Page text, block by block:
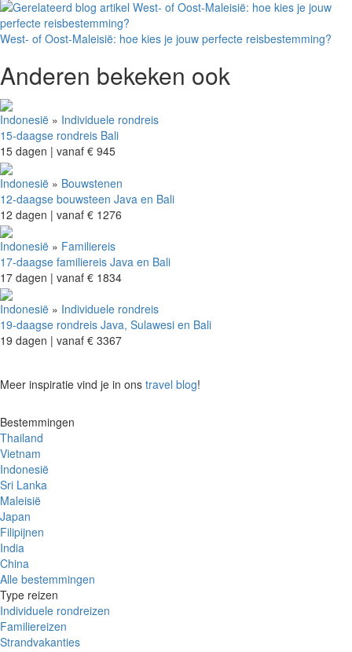
West- of Oost-Maleisië: hoe kies je jouw perfecte reisbestemming?
Anderen bekeken ook
Indonesië » Individuele rondreis
15-daagse rondreis Bali
15 dagen | vanaf € 945
Indonesië » Bouwstenen
12-daagse bouwsteen Java en Bali
12 dagen | vanaf € 1276
Indonesië » Familiereis
17-daagse familiereis Java en Bali
17 dagen | vanaf € 1834
Indonesië » Individuele rondreis
19-daagse rondreis Java, Sulawesi en Bali
19 dagen | vanaf € 3367
Meer inspiratie vind je in ons travel blog!
Bestemmingen
Thailand
Vietnam
Indonesië
Sri Lanka
Maleisië
Japan
Filipijnen
India
China
Alle bestemmingen
Type reizen
Individuele rondreizen
Familiereizen
Strandvakanties